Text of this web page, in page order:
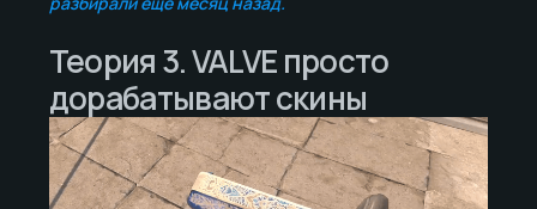
Теория 3. VALVE просто
дорабатывают скины